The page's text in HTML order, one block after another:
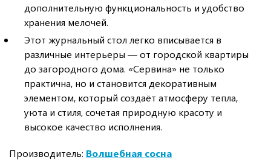
дополнительную функциональность и удобство
хранения мелочей.
Этот журнальный стол легко вписывается в
различные интерьеры — от городской квартиры
до загородного дома. «Сервина» не только
практична, но и становится декоративным
элементом, который создаёт атмосферу тепла,
уюта и стиля, сочетая природную красоту и
высокое качество исполнения.
Производитель: Волшебная сосна